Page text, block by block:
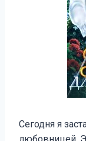
Сегодня я